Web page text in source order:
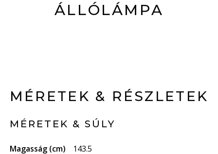
ÁLLÓLÁMPA
MÉRETEK & RÉSZLETEK
MÉRETEK & SÚLY
Magasság (cm)
143.5